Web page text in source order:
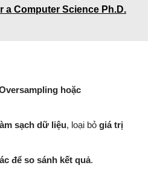
a Computer Science Ph.D.
hoặc
sạch dữ liệu, loại bỏ giá trị
để so sánh kết quả.